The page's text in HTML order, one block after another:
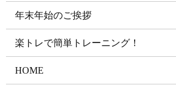
年末年始のご挨拶
楽トレで簡単トレーニング！
HOME